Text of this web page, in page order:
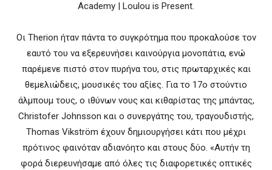
Academy | Loulou is Present.
Οι Therion ήταν πάντα το συγκρότημα που προκαλούσε τον
εαυτό του να εξερευνήσει καινούργια μονοπάτια, ενώ
παρέμενε πιστό στον πυρήνα του, στις πρωταρχικές και
θεμελιώδεις, μουσικές του αξίες. Για το 17ο στούντιο
άλμπουμ τους, ο ιθύνων νους και κιθαρίστας της μπάντας,
Christofer Johnsson και ο συνεργάτης του, τραγουδιστής,
Thomas Vikström έχουν δημιουργήσει κάτι που μέχρι
πρότινος φαινόταν αδιανόητο και στους δύο. «Αυτήν τη
φορά διερευνήσαμε από όλες τις διαφορετικές οπτικές